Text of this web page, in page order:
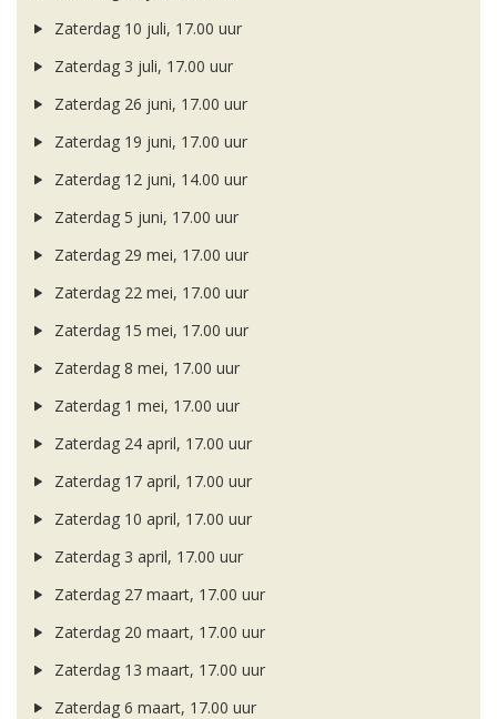
Zaterdag 10 juli, 17.00 uur
Zaterdag 3 juli, 17.00 uur
Zaterdag 26 juni, 17.00 uur
Zaterdag 19 juni, 17.00 uur
Zaterdag 12 juni, 14.00 uur
Zaterdag 5 juni, 17.00 uur
Zaterdag 29 mei, 17.00 uur
Zaterdag 22 mei, 17.00 uur
Zaterdag 15 mei, 17.00 uur
Zaterdag 8 mei, 17.00 uur
Zaterdag 1 mei, 17.00 uur
Zaterdag 24 april, 17.00 uur
Zaterdag 17 april, 17.00 uur
Zaterdag 10 april, 17.00 uur
Zaterdag 3 april, 17.00 uur
Zaterdag 27 maart, 17.00 uur
Zaterdag 20 maart, 17.00 uur
Zaterdag 13 maart, 17.00 uur
Zaterdag 6 maart, 17.00 uur